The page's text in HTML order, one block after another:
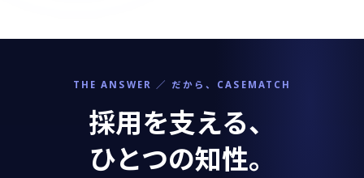
THE ANSWER ／ だから、CASEMATCH
採用を支える、
ひとつの知性。